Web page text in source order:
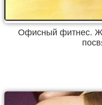
Офисный фитнес.